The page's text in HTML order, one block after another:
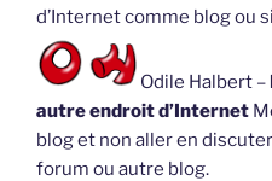
d’Internet comme blog ou
Odile Halbert –
autre endroit d’Internet
blog et non aller en
forum ou autre blog.